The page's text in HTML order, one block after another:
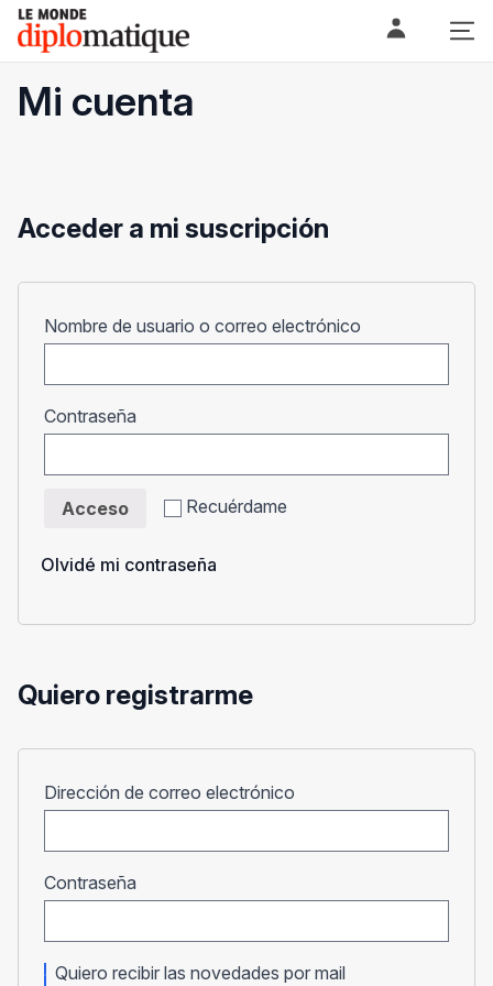
Skip
content
Le monde diplomatique
Mi cuenta
Acceder a mi suscripción
Nombre de usuario o correo electrónico
Contraseña
Recuérdame
Acceso
Olvidé mi contraseña
Quiero registrarme
Dirección de correo electrónico
Contraseña
Quiero recibir las novedades por mail